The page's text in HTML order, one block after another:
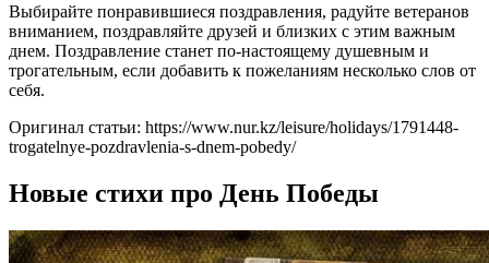
Выбирайте понравившиеся поздравления, радуйте ветеранов
вниманием, поздравляйте друзей и близких с этим важным
днем. Поздравление станет по-настоящему душевным и
трогательным, если добавить к пожеланиям несколько слов от
себя.
Оригинал статьи: https://www.nur.kz/leisure/holidays/1791448-
trogatelnye-pozdravlenia-s-dnem-pobedy/
Новые стихи про День Победы